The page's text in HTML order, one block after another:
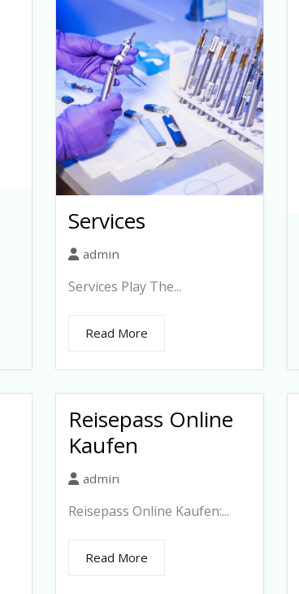
Services
admin
Services Play The...
Read More
Reisepass Online
Kaufen
admin
Reisepass Online Kaufen:...
Read More